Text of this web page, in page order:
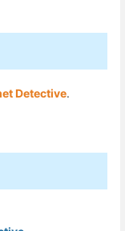
Detective.